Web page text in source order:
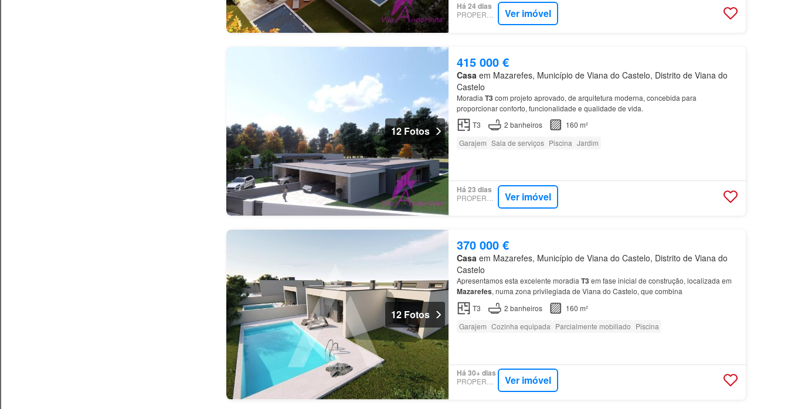
Há 24 dias
Ver imóvel
12 Fotos
415 000 €
Casa em Mazarefes, Município de Viana do Castelo, Distrito de Viana do
Castelo
Moradia T3com projeto aprovado, de arquitetura moderna, concebida para
proporcionar conforto, funcionalidade e qualidade de vida.
T3
2 banheiros
160 m²
Garajem Sala de serviços Piscina Jardim
Há 23 dias
Ver imóvel
12 Fotos
370 000 €
Casaem Mazarefes, Município de Viana do Castelo, Distrito de Viana do
Castelo
Apresentamos esta excelente moradia T3em fase inicial de construção, localizada em
Mazarefes, numa zona privilegiada de Viana do Castelo, que combina
T3
2 banheiros
160 m²
Garajem Cozinha equipada Parcialmente mobiliado Piscina
Há 30+ dias
Ver imóvel